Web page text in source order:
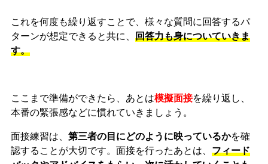
これを何度も繰り返すことで、様々な質問に回答するパ
ターンが想定できると共に、 回答力も身についていきま
す。
ここまで準備ができたら、あとは模擬面接を繰り返し、
本番の緊張感などに慣れていきましょう。
面接練習は、 第三者の目にどのように映っているかを確
認することが大切です。面接を行ったあとは、 フィード